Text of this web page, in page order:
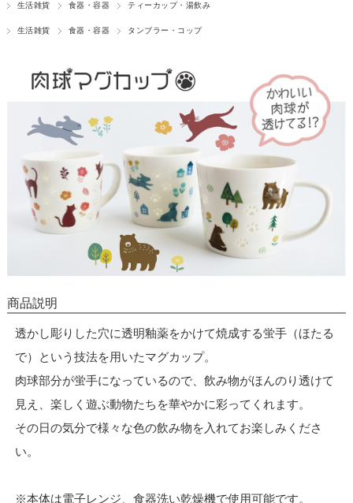
生活雑貨 食器・容器 ティーカップ・湯飲み
生活雑貨 食器・容器 タンブラー・コップ
商品説明
透かし彫りした穴に透明釉薬をかけて焼成する蛍手（ほたる
で）という技法を用いたマグカップ。
肉球部分が蛍手になっているので、飲み物がほんのり透けて
見え、楽しく遊ぶ動物たちを華やかに彩ってくれます。
その日の気分で様々な色の飲み物を入れてお楽しみくださ
い。
※本体は電子レンジ、食器洗い乾燥機で使用可能です。